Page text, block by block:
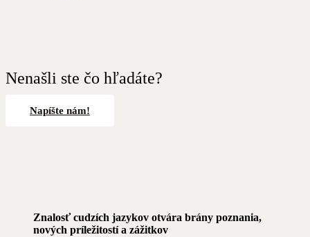
Nenašli ste čo hľadáte?
Napíšte nám!
Znalosť cudzích jazykov otvára brány poznania,
nových príležitostí a zážitkov